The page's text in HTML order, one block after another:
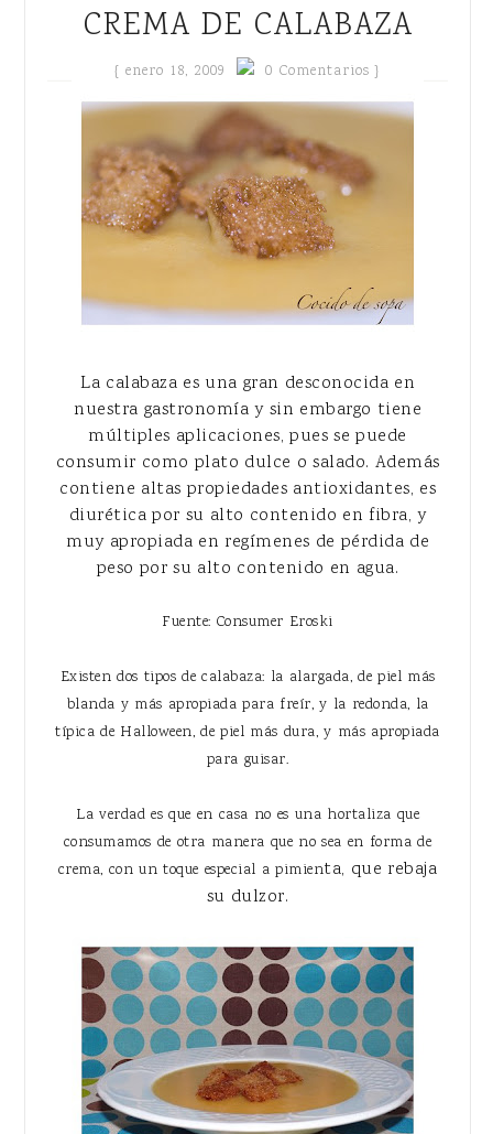
CREMA DE CALABAZA
{enero 18, 2009 0 Comentarios }
La calabaza es una gran desconocida en
nuestra gastronomía y sin embargo tiene
múltiples aplicaciones, pues se puede
consumir como plato dulce o salado. Además
contiene altas propiedades antioxidantes, es
diurética por su alto contenido en fibra, y
muy apropiada en regímenes de pérdida de
peso por su alto contenido en agua.
Fuente: Consumer Eroski
Existen dos tipos de calabaza: la alargada, de piel más
blanda y más apropiada para freír, y la redonda, la
típica de Halloween, de piel más dura, y más apropiada
para guisar.
La verdad es que en casa no es una hortaliza que
consumamos de otra manera que no sea en forma de
crema, con un toque especial a pimienta, que rebaja
su dulzor.